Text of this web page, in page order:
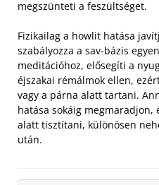
megszünteti a feszültséget.
Fizikailag a howlit hatása
szabályozza a sav-bázis
meditációhoz, elősegíti a
éjszakai rémálmok ellen,
vagy a párna alatt tartani.
hatása sokáig
alatt tisztítani, különösen
után.